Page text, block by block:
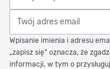
Twój adres email
Wpisanie imienia i adresu
„zapisz się” oznacza, że
informacji, w tym o